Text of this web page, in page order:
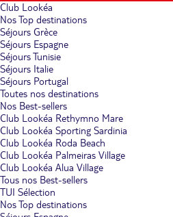
Club Lookéa
Nos Top destinations
Séjours Grèce
Séjours Espagne
Séjours Tunisie
Séjours Italie
Séjours Portugal
Toutes nos destinations
Nos Best-sellers
Club Lookéa Rethymno Mare
Club Lookéa Sporting Sardinia
Club Lookéa Roda Beach
Club Lookéa Palmeiras Village
Club Lookéa Alua Village
Tous nos Best-sellers
TUI Sélection
Nos Top destinations